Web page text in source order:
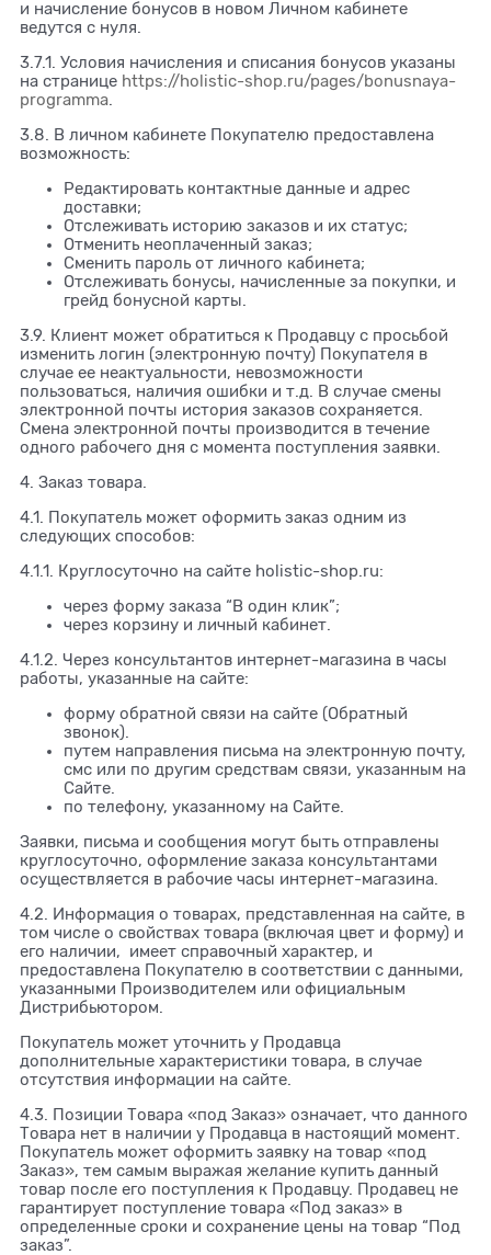
и начисление бонусов в новом Личном кабинете
ведутся с нуля.
3.7.1. Условия начисления и списания бонусов указаны
на странице https://holistic-shop.ru/pages/bonusnaya-
programma
3.8. В личном кабинете Покупателю предоставлена
возможность:
Редактировать контактные данные и адрес
доставки;
Отслеживать историю заказов и их статус;
Отменить неоплаченный заказ;
Сменить пароль от личного кабинета;
Отслеживать бонусы, начисленные за покупки, и
грейд бонусной карты.
3.9. Клиент может обратиться к Продавцу с просьбой
изменить логин (электронную почту) Покупателя в
случае ее неактуальности, невозможности
пользоваться, наличия ошибки и т.д. В случае смены
электронной почты история заказов сохраняется.
Смена электронной почты производится в течение
одного рабочего дня с момента поступления заявки.
4. Заказ товара.
4.1. Покупатель может оформить заказ одним из
следующих способов:
4.1.1. Круглосуточно на сайте holistic-shop.ru:
через форму заказа “В один клик”;
через корзину и личный кабинет.
4.1.2. Через консультантов интернет-магазина в часы
работы, указанные на сайте:
форму обратной связи на сайте (Обратный
звонок).
путем направления письма на электронную почту,
смс или по другим средствам связи, указанным на
Сайте.
по телефону, указанному на Сайте.
Заявки, письма и сообщения могут быть отправлены
круглосуточно, оформление заказа консультантами
осуществляется в рабочие часы интернет-магазина.
4.2. Информация о товарах, представленная на сайте, в
том числе о свойствах товара (включая цвет и форму) и
его наличии, имеет справочный характер, и
предоставлена Покупателю в соответствии с данными,
указанными Производителем или официальным
Дистрибьютором.
Покупатель может уточнить у Продавца
дополнительные характеристики товара, в случае
отсутствия информации на сайте.
4.3. Позиции Товара «под Заказ» означает, что данного
Товара нет в наличии у Продавца в настоящий момент.
Покупатель может оформить заявку на товар «под
Заказ», тем самым выражая желание купить данный
товар после его поступления к Продавцу. Продавец не
гарантирует поступление товара «Под заказ» в
определенные сроки и сохранение цены на товар “Под
заказ”.